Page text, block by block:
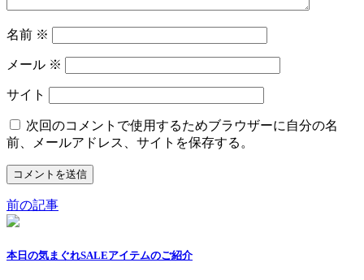
名前 ※
メール ※
サイト
次回のコメントで使用するためブラウザーに自分の名
前、メールアドレス、サイトを保存する。
前の記事
本日の気まぐれSALEアイテムのご紹介